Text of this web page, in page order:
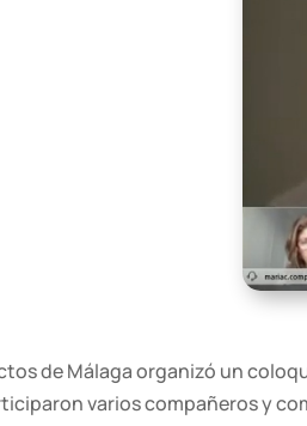
de Málaga organizó un
varios compañeros y